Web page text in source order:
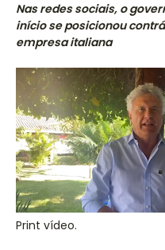
Nas redes sociais, o
início se posicionou
empresa italiana
Print vídeo.